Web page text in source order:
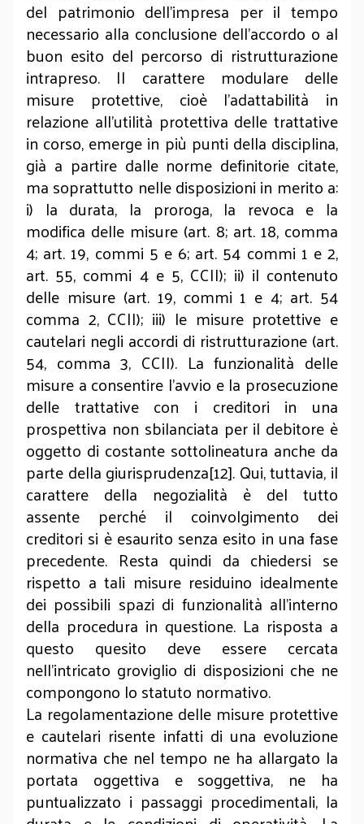
del patrimonio dell’impresa per il tempo
necessario alla conclusione dell’accordo o al
buon esito del percorso di ristrutturazione
intrapreso. Il carattere modulare delle
misure protettive, cioè l’adattabilità in
relazione all’utilità protettiva delle trattative
in corso, emerge in più punti della disciplina,
già a partire dalle norme definitorie citate,
ma soprattutto nelle disposizioni in merito a:
i) la durata, la proroga, la revoca e la
modifica delle misure (art. 8; art. 18, comma
4; art. 19, commi 5 e 6; art. 54 commi 1 e 2,
art. 55, commi 4 e 5, CCII); ii) il contenuto
delle misure (art. 19, commi 1 e 4; art. 54
comma 2, CCII); iii) le misure protettive e
cautelari negli accordi di ristrutturazione (art.
54, comma 3, CCII). La funzionalità delle
misure a consentire l’avvio e la prosecuzione
delle trattative con i creditori in una
prospettiva non sbilanciata per il debitore è
oggetto di costante sottolineatura anche da
parte della giurisprudenza[12]. Qui, tuttavia, il
carattere della negozialità è del tutto
assente perché il coinvolgimento dei
creditori si è esaurito senza esito in una fase
precedente. Resta quindi da chiedersi se
rispetto a tali misure residuino idealmente
dei possibili spazi di funzionalità all’interno
della procedura in questione. La risposta a
questo quesito deve essere cercata
nell’intricato groviglio di disposizioni che ne
compongono lo statuto normativo.
La regolamentazione delle misure protettive
e cautelari risente infatti di una evoluzione
normativa che nel tempo ne ha allargato la
portata oggettiva e soggettiva, ne ha
puntualizzato i passaggi procedimentali, la